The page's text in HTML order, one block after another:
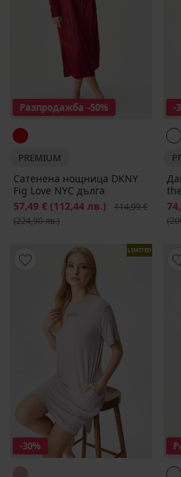
Разпродажба -50%
PREMIUM
Сатенена нощница DKNY
Fig Love NYC дълга
Намаление
57,49 € (112,44 лв.) Първоначална
114,99 €
(224,90 лв.)
-
LIMITED
-30%